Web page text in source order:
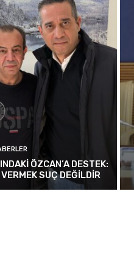
ÖZCAN’A DESTEK:
SUÇ DEĞİLDİR